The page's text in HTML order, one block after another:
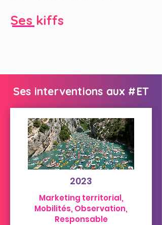
Ses kiffs
Ses interventions aux #ET
2023
Marketing territorial,
Mobilités, Observation,
Responsable